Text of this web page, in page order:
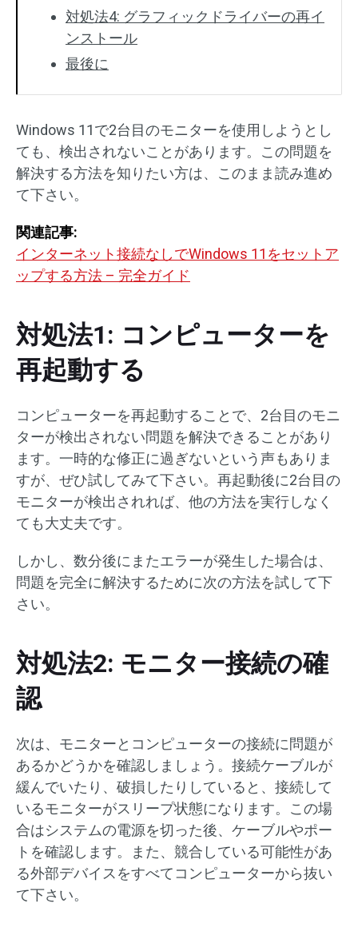
対処法4: グラフィックドライバーの再イ
ンストール
最後に
Windows 11で2台目のモニターを使用しようとし
ても、検出されないことがあります。この問題を
解決する方法を知りたい方は、このまま読み進め
て下さい。
関連記事:
インターネット接続なしでWindows 11をセットア
ップする方法 – 完全ガイド
対処法1: コンピューターを
再起動する
コンピューターを再起動することで、2台目のモニ
ターが検出されない問題を解決できることがあり
ます。一時的な修正に過ぎないという声もありま
すが、ぜひ試してみて下さい。再起動後に2台目の
モニターが検出されれば、他の方法を実行しなく
ても大丈夫です。
しかし、数分後にまたエラーが発生した場合は、
問題を完全に解決するために次の方法を試して下
さい。
対処法2: モニター接続の確
認
次は、モニターとコンピューターの接続に問題が
あるかどうかを確認しましょう。接続ケーブルが
緩んでいたり、破損したりしていると、接続して
いるモニターがスリープ状態になります。この場
合はシステムの電源を切った後、ケーブルやポー
トを確認します。また、競合している可能性があ
る外部デバイスをすべてコンピューターから抜い
て下さい。